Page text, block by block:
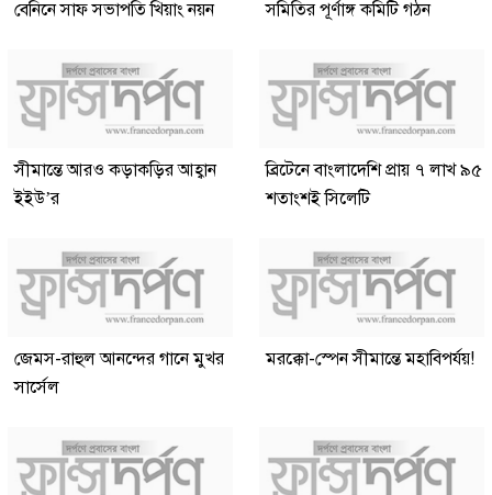
বেনিনে সাফ সভাপতি খিয়াং নয়ন
সমিতির পূর্ণাঙ্গ কমিটি গঠন
সীমান্তে আরও কড়াকড়ির আহ্বান
ইইউ’র
ব্রিটেনে বাংলাদেশি প্রায় ৭ লাখ ৯৫
শতাংশই সিলেটি
জেমস-রাহুল আনন্দের গানে মুখর
সার্সেল
মরক্কো-স্পেন সীমান্তে মহাবিপর্যয়!